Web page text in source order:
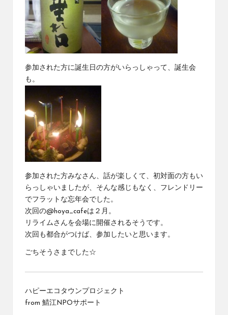
参加された方に誕生日の方がいらっしゃって、誕生会
も。
参加された方みなさん、話が楽しくて、初対面の方もい
らっしゃいましたが、そんな感じもなく、フレンドリー
でフラットな忘年会でした。
次回の@hoya_cafeは２月。
リライムさんを会場に開催されるそうです。
次回も都合がつけば、参加したいと思います。
ごちそうさまでした☆
ハピーエコタウンプロジェクト
from 鯖江NPOサポート